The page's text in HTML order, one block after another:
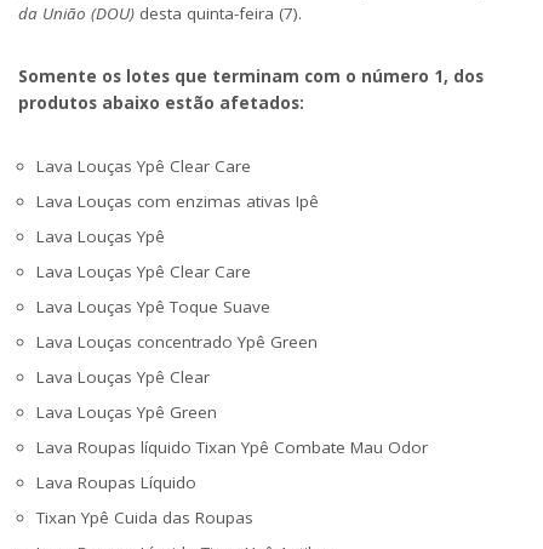
da União (DOU) desta quinta-feira (7).
Somente os lotes que terminam com o número 1, dos
produtos abaixo estão afetados:
Lava Louças Ypê Clear Care
Lava Louças com enzimas ativas Ipê
Lava Louças Ypê
Lava Louças Ypê Clear Care
Lava Louças Ypê Toque Suave
Lava Louças concentrado Ypê Green
Lava Louças Ypê Clear
Lava Louças Ypê Green
Lava Roupas líquido Tixan Ypê Combate Mau Odor
Lava Roupas Líquido
Tixan Ypê Cuida das Roupas